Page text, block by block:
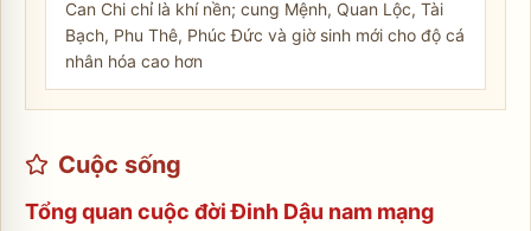
Can Chi chỉ là khí nền; cung Mệnh, Quan Lộc, Tài
Bạch, Phu Thê, Phúc Đức và giờ sinh mới cho độ cá
nhân hóa cao hơn
Cuộc sống
Tổng quan cuộc đời Đinh Dậu nam mạng